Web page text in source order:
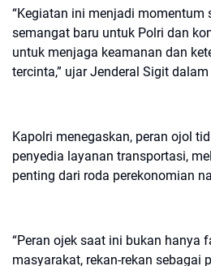
“Kegiatan ini menjadi momentum
semangat baru untuk Polri dan
untuk menjaga keamanan dan
tercinta,” ujar Jenderal Sigit
Kapolri menegaskan, peran ojol
penyedia layanan transportasi,
penting dari roda perekonomian
“Peran ojek saat ini bukan hanya
masyarakat, rekan-rekan sebagai